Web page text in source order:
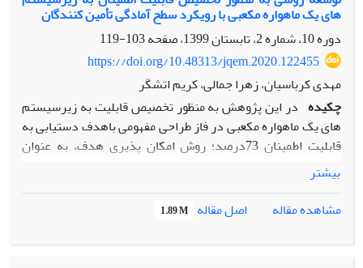
مدلی جهت برآورد پرداخته و ضمن ایجاد پایگاه دانش مناسب و
محصول پرداخته شده است. نتایج به دست آمده نشان دهنده
مقرون به صرفه بودن تولید طرح A محصول ازنظر اقتصادی در
طول چرخه عمر آن است.
های یک ماهواره مکعبی با رویکرد سطح آمادگی تأمین کنندگان
دوره 10، شماره 2، تابستان 1399، صفحه
103-119
https://doi.org/10.48313/jqem.2020.122455
مهدی کرباسیان، زهرا جمالی، کریم اتشگر
چکیده در این پژوهش به منظور تخصیص قابلیت به زیرسیستم
های یک ماهواره مکعبی در فاز طراحی مفهومی باهدف دستیابی به
قابلیت اطمینان 73درصد؛ روش امکان پذیری هدف، به عنوان
روش مبنای پژوهش توسعه داده شده است. در هیچ کدام از
پژوهش های انجام شده در حوزه تخصیص قابلیت اطمینان روشی
که فاکتور فناوری را توسعه داده باشد و نیز ارتباط تأمین کنندگان
را با موضوع تخصیص قابلیت اطمینان در نظر گرفته باشد، یافت
نشد از این رو تمرکز مطالعه حاضر بر روی محاسبه دقیق فاکتور
بیشتر
مشاهده مقاله
اصل مقاله 1.89 M